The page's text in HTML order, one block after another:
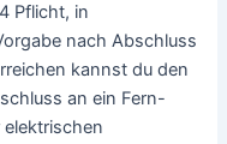
Pflicht, in
nach Abschluss
kannst du den
an ein Fern-